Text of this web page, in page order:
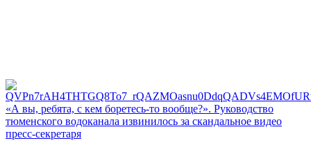
«А вы, ребята, с кем боретесь‑то вообще?». Руководство
тюменского водоканала извинилось за скандальное видео
пресс-секретаря